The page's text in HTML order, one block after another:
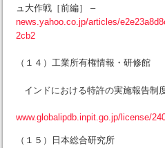
ュ大作戦［前編］ –
news.yahoo.co.jp/articles/
2cb2
（１４）工業所有権情報・研修館
インドにおける特許の実施報告制
www.globalipdb.inpit.go.jp/license/
（１５）日本総合研究所